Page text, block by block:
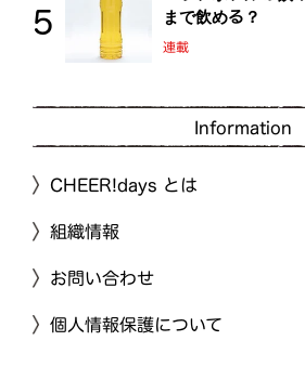
まで飲める？
連載
Information
CHEER!days とは
組織情報
お問い合わせ
個人情報保護について